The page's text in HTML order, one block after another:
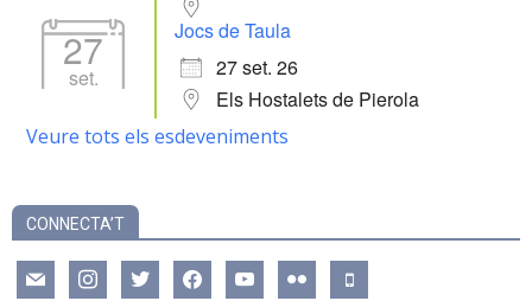
27
set.
Jocs de Taula
27 set. 26
Els Hostalets de Pierola
Veure tots els esdeveniments
CONNECTA’T
mail instagramtwitter facebookyoutube flickr mobile